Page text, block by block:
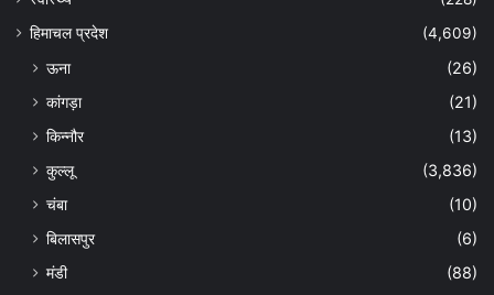
हिमाचल प्रदेश
(4,609)
ऊना
(26)
कांगड़ा
(21)
किन्नौर
(13)
कुल्लू
(3,836)
चंबा
(10)
बिलासपुर
(6)
मंडी
(88)